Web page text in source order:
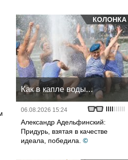
КОЛОНКА
Как в капле воды...
06.08.2026 15:24
Александр Адельфинский:
Придурь, взятая в качестве
идеала, победила. ©